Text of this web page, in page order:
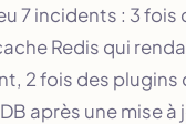
7 incidents : 3 fois
Redis qui
2 fois des plugins
après une mise à